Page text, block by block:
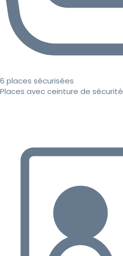
6 places sécurisées
Places avec ceinture de sécurité